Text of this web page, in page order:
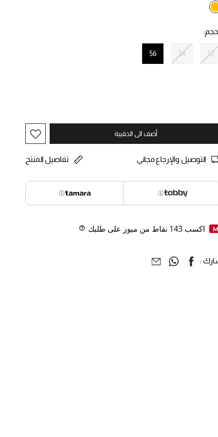
52
54
56
أضف الى الحقيبة
التوصيل والإرجاع مجاني تفاصيل المنتج
اكسب 143 نقاط من ميوز على طلبك
: